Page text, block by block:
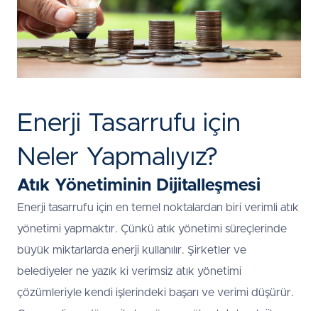
Enerji Tasarrufu için
Neler Yapmalıyız?
Atık Yönetiminin Dijitalleşmesi
Enerji tasarrufu için en temel noktalardan biri verimli atık
yönetimi yapmaktır. Çünkü atık yönetimi süreçlerinde
büyük miktarlarda enerji kullanılır. Şirketler ve
belediyeler ne yazık ki verimsiz atık yönetimi
çözümleriyle kendi işlerindeki başarı ve verimi düşürür.